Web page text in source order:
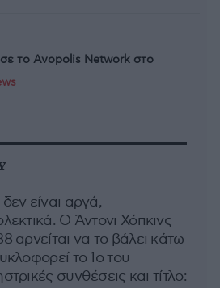
το Avopolis Network στο
είναι αργά,
Ο Άντονι Χόπκινς
αρνείται να το βάλει κάτω
το 1ο του
συνθέσεις και τίτλο: